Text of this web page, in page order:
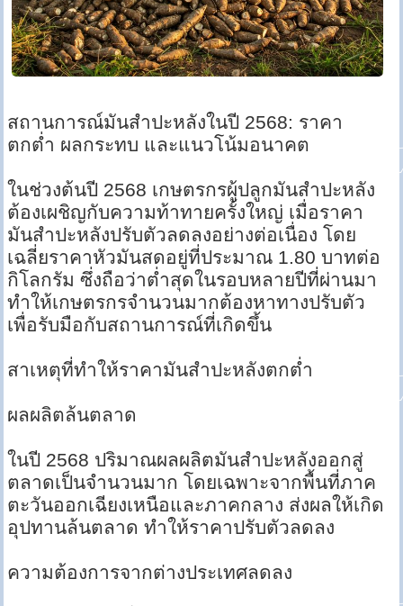
สถานการณ์มันสำปะหลังในปี 2568: ราคา
ตกต่ำ ผลกระทบ และแนวโน้มอนาคต
ในช่วงต้นปี 2568 เกษตรกรผู้ปลูกมันสำปะหลัง
ต้องเผชิญกับความท้าทายครั้งใหญ่ เมื่อราคา
มันสำปะหลังปรับตัวลดลงอย่างต่อเนื่อง โดย
เฉลี่ยราคาหัวมันสดอยู่ที่ประมาณ 1.80 บาทต่อ
กิโลกรัม ซึ่งถือว่าต่ำสุดในรอบหลายปีที่ผ่านมา
ทำให้เกษตรกรจำนวนมากต้องหาทางปรับตัว
เพื่อรับมือกับสถานการณ์ที่เกิดขึ้น
สาเหตุที่ทำให้ราคามันสำปะหลังตกต่ำ
ผลผลิตล้นตลาด
ในปี 2568 ปริมาณผลผลิตมันสำปะหลังออกสู่
ตลาดเป็นจำนวนมาก โดยเฉพาะจากพื้นที่ภาค
ตะวันออกเฉียงเหนือและภาคกลาง ส่งผลให้เกิด
อุปทานล้นตลาด ทำให้ราคาปรับตัวลดลง
ความต้องการจากต่างประเทศลดลง